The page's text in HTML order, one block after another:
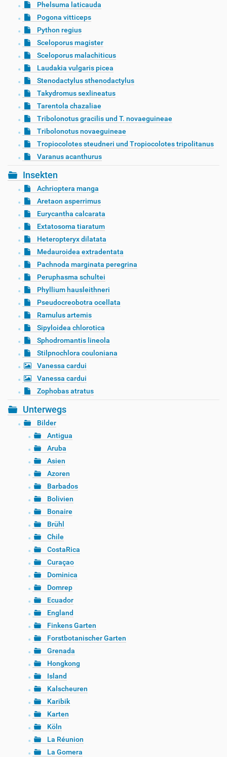
Phelsuma laticauda
Pogona vitticeps
Python regius
Sceloporus magister
Sceloporus malachiticus
Laudakia vulgaris picea
Stenodactylus sthenodactylus
Takydromus sexlineatus
Tarentola chazaliae
Tribolonotus gracilis und T. novaeguineae
Tribolonotus novaeguineae
Tropiocolotes steudneri und Tropiocolotes tripolitanus
Varanus acanthurus
Insekten
Achrioptera manga
Aretaon asperrimus
Eurycantha calcarata
Extatosoma tiaratum
Heteropteryx dilatata
Medauroidea extradentata
Pachnoda marginata peregrina
Peruphasma schultei
Phyllium hausleithneri
Pseudocreobotra ocellata
Ramulus artemis
Sipyloidea chlorotica
Sphodromantis lineola
Stilpnochlora couloniana
Vanessa cardui
Vanessa cardui
Zophobas atratus
Unterwegs
Bilder
Antigua
Aruba
Asien
Azoren
Barbados
Bolivien
Bonaire
Brühl
Chile
CostaRica
Curaçao
Dominica
Domrep
Ecuador
England
Finkens Garten
Forstbotanischer Garten
Grenada
Hongkong
Island
Kalscheuren
Karibik
Karten
Köln
La Réunion
La Gomera